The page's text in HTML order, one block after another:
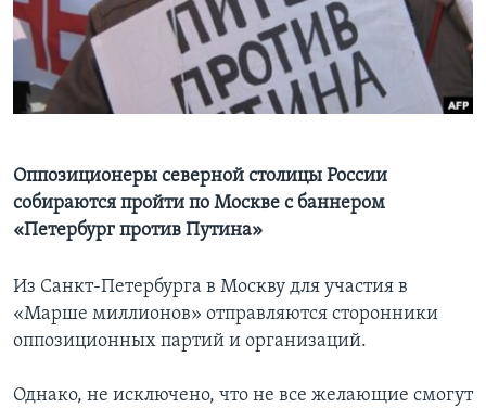
Learning English
СОЦИАЛЬНЫЕ СЕТИ
Языки
Оппозиционеры северной столицы России
собираются пройти по Москве с баннером
«Петербург против Путина»
Из Санкт-Петербурга в Москву для участия в
«Марше миллионов» отправляются сторонники
оппозиционных партий и организаций.
Однако, не исключено, что не все желающие смогут